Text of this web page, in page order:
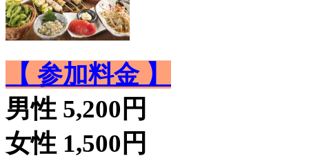
【 参加料金 】
男性 5,200円
女性 1,500円